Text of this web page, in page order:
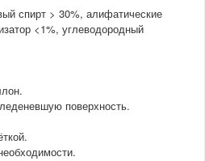
спирт > 30%, алифатические
<1%, углеводородный
поверхность.